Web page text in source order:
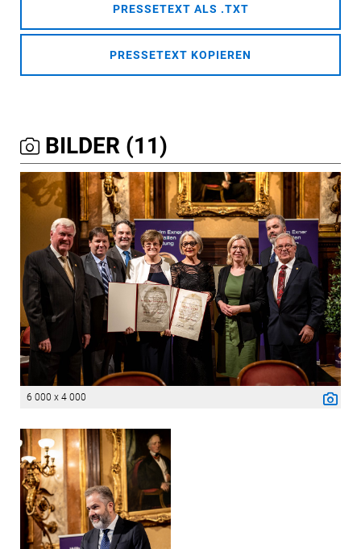
PRESSETEXT ALS .TXT
PRESSETEXT KOPIEREN
BILDER (11)
6 000 x 4 000